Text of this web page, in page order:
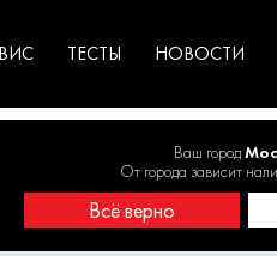
садоводства
ТЕСТЫ НОВОСТИ
Ваш город
От города зависит
Всё верно
для триммеров Триммерный